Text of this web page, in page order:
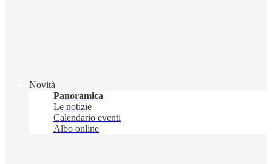
Novità
Panoramica
Le notizie
Calendario eventi
Albo online